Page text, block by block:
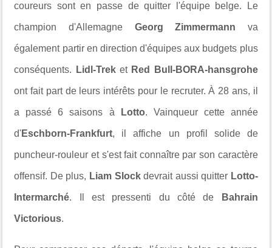
coureurs sont en passe de quitter l'équipe belge. Le
champion d'Allemagne Georg Zimmermann va
également partir en direction d'équipes aux budgets plus
conséquents. Lidl-Treket Red Bull-BORA-hansgrohe
ont fait part de leurs intérêts pour le recruter.À 28 ans, il
a passé 6 saisons à Lotto. Vainqueur cette année
d'Eschborn-Frankfurt, il affiche un profil solide de
puncheur-rouleur et s'est fait connaître par son caractère
offensif. De plus, Liam Slockdevrait aussi quitter Lotto-
Intermarché. Il est pressenti du côté de Bahrain
Victorious.